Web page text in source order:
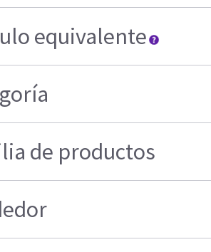
equivalente
de productos